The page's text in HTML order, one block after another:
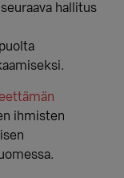
hallitus
ihmisten